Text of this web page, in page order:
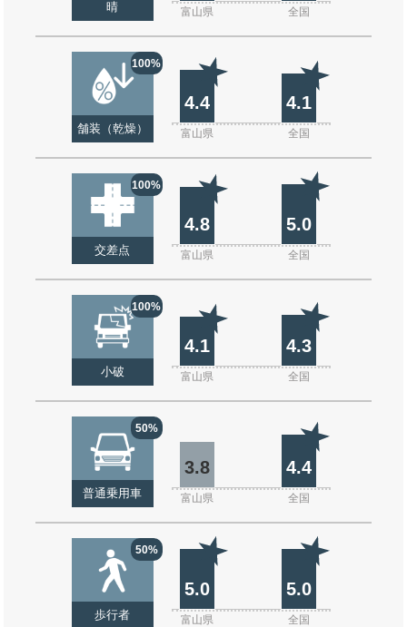
晴 富山県 全国
100%
舗装（乾燥）
4.4 4.1
富山県 全国
100%
交差点
4.8 5.0
富山県 全国
100%
小破
4.1 4.3
富山県 全国
50%
普通乗用車
3.8 4.4
富山県 全国
50%
歩行者
5.0 5.0
富山県 全国